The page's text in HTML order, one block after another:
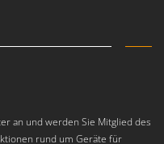
an und werden Sie Mitglied des
rund um Geräte für